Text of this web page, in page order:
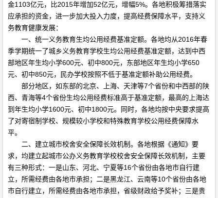
金1103亿元，比2015年增加52亿元，增幅5%。各地积极筹措落实
应承担的资金，进一步加大投入力度，提高经费保障水平，支持义
务教育健康发展：
一、统一义务教育生均公用经费基准定额。各地均从2016年春
季学期统一了城乡义务教育学校生均公用经费基准定额，达到中西
部地区年生均小学600元、初中800元，东部地区年生均小学650
元、初中850元，民办学校按照不低于基准定额补助公用经费。
部分地区，如东部的北京、上海、天津等7个省份和中西部的陕
西、青海等4个省份生均公用经费标准高于基准定额，最高的上海达
到年生均小学1600元、初中1800元。同时，各地均按中央要求提高
了对寄宿制学校、规模较小学校和特殊教育学校公用经费保障水
平。
二、建立城市校舍安全保障长效机制。各地根据《通知》要
求，均建立起城市公办义务教育学校校舍安全保障长效机制，主要
有三种形式：一是山东、河北、宁夏等16个省份由各地市自行建
立，所需经费由各地市承担；二是黑龙江、云南等10个省份由各地
市自行建立，所需经费由各地市承担，省级财政给予奖补；三是贵